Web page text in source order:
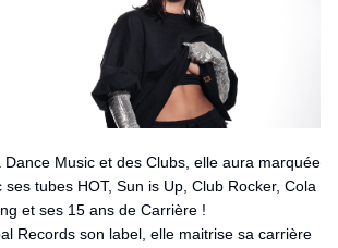
Music et des Clubs, elle aura marquée
tubes HOT, Sun is Up, Club Rocker, Cola
et ses 15 ans de Carrière !
Records son label, elle maitrise sa carrière